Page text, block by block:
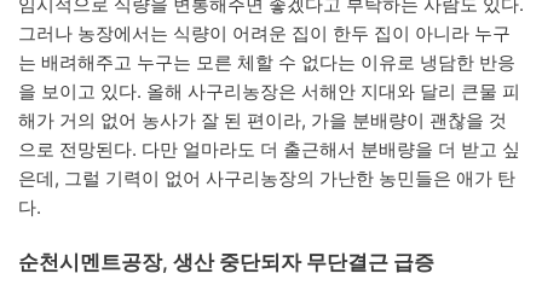
그러나 농장에서는 식량이 어려운 집이 한두 집이 아니라 누구
는 배려해주고 누구는 모른 체할 수 없다는 이유로 냉담한 반응
을 보이고 있다. 올해 사구리농장은 서해안 지대와 달리 큰물 피
해가 거의 없어 농사가 잘 된 편이라, 가을 분배량이 괜찮을 것
으로 전망된다. 다만 얼마라도 더 출근해서 분배량을 더 받고 싶
은데, 그럴 기력이 없어 사구리농장의 가난한 농민들은 애가 탄
다.
순천시멘트공장, 생산 중단되자 무단결근 급증